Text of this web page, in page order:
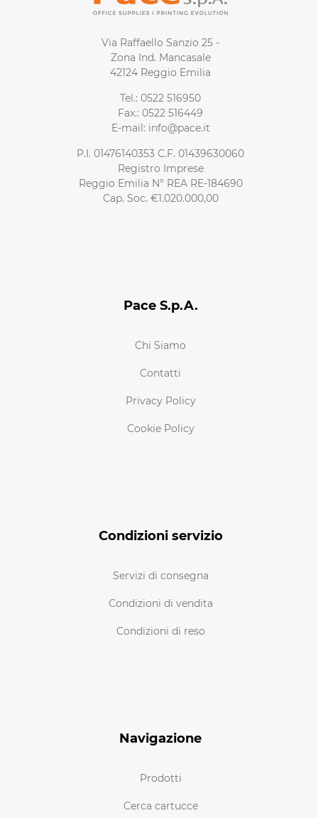
Via Raffaello Sanzio 25 -
Zona Ind. Mancasale
42124 Reggio Emilia
Tel.: 0522 516950
Fax.: 0522 516449
E-mail: info@pace.it
P.I. 01476140353 C.F. 01439630060
Registro Imprese
Reggio Emilia N° REA RE-184690
Cap. Soc. €1.020.000,00
Pace S.p.A.
Chi Siamo
Contatti
Privacy Policy
Cookie Policy
Condizioni servizio
Servizi di consegna
Condizioni di vendita
Condizioni di reso
Navigazione
Prodotti
Cerca cartucce